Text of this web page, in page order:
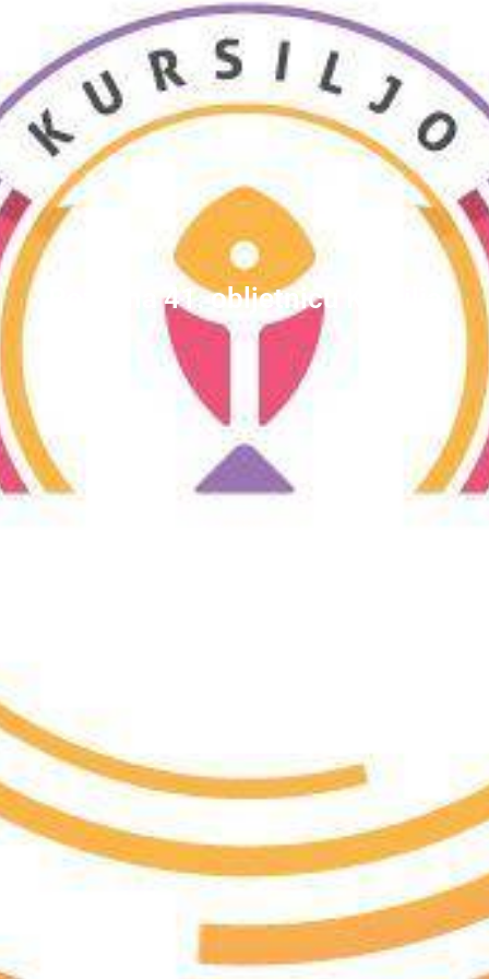
Poziv na 41. obljetnicu Kursilja